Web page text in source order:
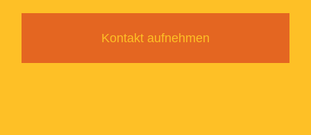
Kontakt aufnehmen